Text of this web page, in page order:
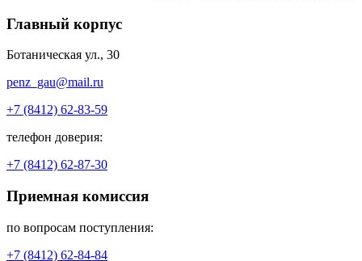
Главный корпус
Ботаническая ул., 30
penz_gau@mail.ru
+7 (8412) 62-83-59
телефон доверия:
+7 (8412) 62-87-30
Приемная комиссия
по вопросам поступления:
+7 (8412) 62-84-84